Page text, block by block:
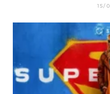
15/